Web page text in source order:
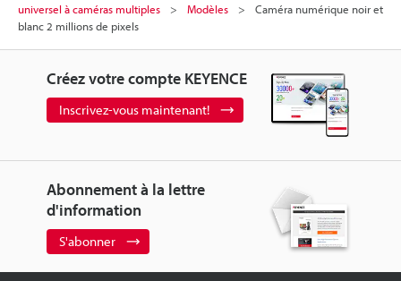
universel à caméras multiples
Modèles
Caméra numérique noir et
blanc 2 millions de pixels
Créez votre compte KEYENCE
Inscrivez-vous maintenant!
Abonnement à la lettre
d'information
S'abonner